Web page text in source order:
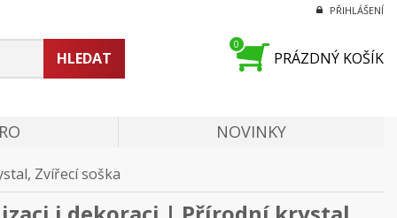
HLEDAT
PŘIHLÁŠENÍ
0
PRÁZDNÝ KOŠÍK
NOVINKY
Zvířecí soška